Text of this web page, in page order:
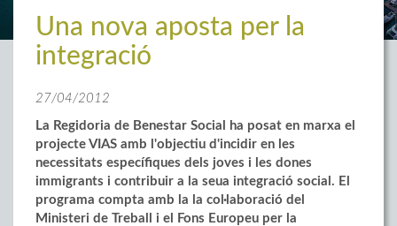
Una nova aposta per la
integració
27/04/2012
La Regidoria de Benestar Social ha posat en marxa el
projecte VIAS amb l'objectiu d'incidir en les
necessitats específiques dels joves i les dones
immigrants i contribuir a la seua integració social. El
programa compta amb la la col·laboració del
Ministeri de Treball i el Fons Europeu per la